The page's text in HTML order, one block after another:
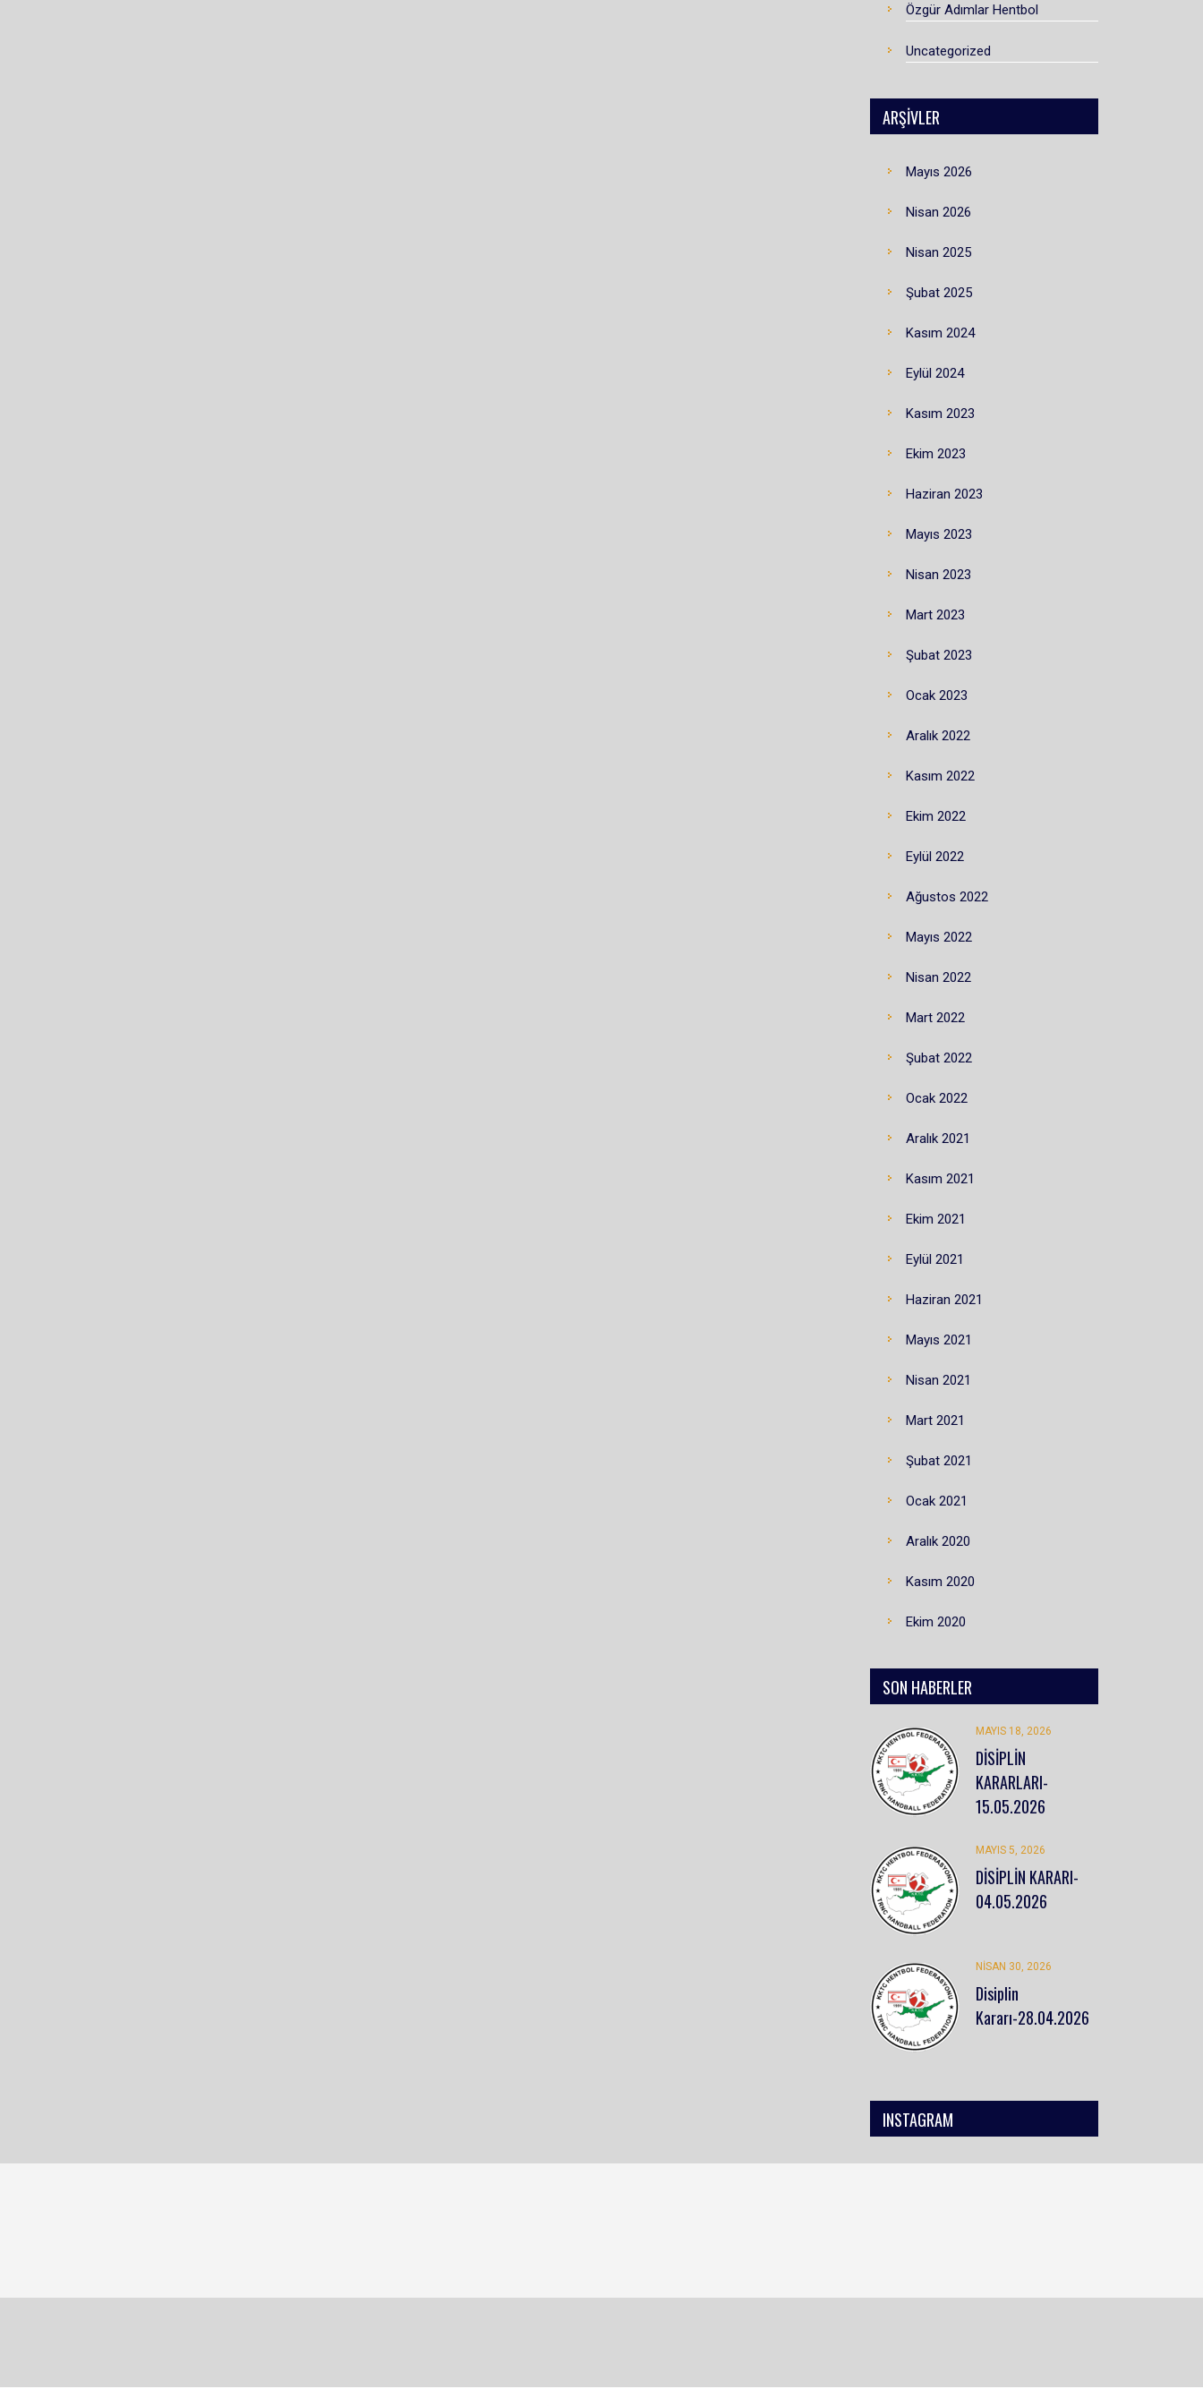
Özgür Adımlar Hentbol
Uncategorized
ARŞIVLER
Mayıs 2026
Nisan 2026
Nisan 2025
Şubat 2025
Kasım 2024
Eylül 2024
Kasım 2023
Ekim 2023
Haziran 2023
Mayıs 2023
Nisan 2023
Mart 2023
Şubat 2023
Ocak 2023
Aralık 2022
Kasım 2022
Ekim 2022
Eylül 2022
Ağustos 2022
Mayıs 2022
Nisan 2022
Mart 2022
Şubat 2022
Ocak 2022
Aralık 2021
Kasım 2021
Ekim 2021
Eylül 2021
Haziran 2021
Mayıs 2021
Nisan 2021
Mart 2021
Şubat 2021
Ocak 2021
Aralık 2020
Kasım 2020
Ekim 2020
SON HABERLER
MAYIS 18, 2026
DİSİPLİN
KARARLARI-
15.05.2026
MAYIS 5, 2026
DİSİPLİN KARARI-
04.05.2026
NISAN 30, 2026
Disiplin
Kararı-28.04.2026
INSTAGRAM